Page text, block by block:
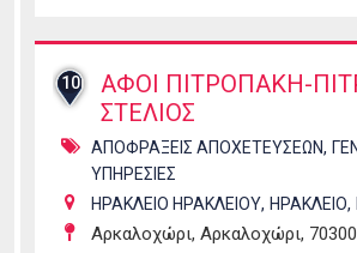
10
ΑΦΟΙ ΠΙΤΡΟΠΑΚΗ-
ΣΤΕΛΙΟΣ
ΑΠΟΦΡΑΞΕΙΣ ΑΠΟΧΕΤΕΥΣΕΩΝ,
ΥΠΗΡΕΣΙΕΣ
ΗΡΑΚΛΕΙΟ ΗΡΑΚΛΕΙΟΥ, ΗΡΑΚΛΕΙΟ,
Αρκαλοχώρι, Αρκαλοχώρι, 70300